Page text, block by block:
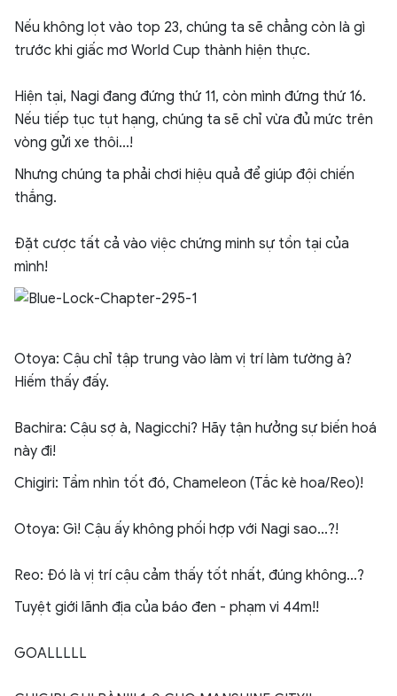
Nếu không lọt vào top 23, chúng ta sẽ chẳng còn là gì
trước khi giấc mơ World Cup thành hiện thực.
Hiện tại, Nagi đang đứng thứ 11, còn mình đứng thứ 16.
Nếu tiếp tục tụt hạng, chúng ta sẽ chỉ vừa đủ mức trên
vòng gửi xe thôi...!
Nhưng chúng ta phải chơi hiệu quả để giúp đội chiến
thắng.
Đặt cược tất cả vào việc chứng minh sự tồn tại của
mình!
Otoya: Cậu chỉ tập trung vào làm vị trí làm tường à?
Hiếm thấy đấy.
Bachira: Cậu sợ à, Nagicchi? Hãy tận hưởng sự biến hoá
này đi!
Chigiri: Tầm nhìn tốt đó, Chameleon (Tắc kè hoa/Reo)!
Otoya: Gì! Cậu ấy không phối hợp với Nagi sao...?!
Reo: Đó là vị trí cậu cảm thấy tốt nhất, đúng không...?
Tuyệt giới lãnh địa của báo đen - phạm vi 44m!!
GOALLLLL